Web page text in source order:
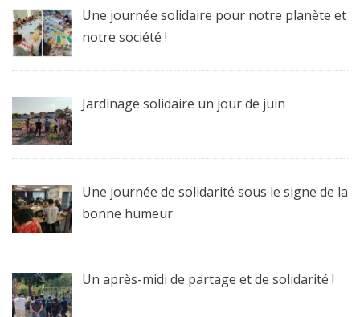
Une journée solidaire pour notre planète et
notre société !
Jardinage solidaire un jour de juin
Une journée de solidarité sous le signe de la
bonne humeur
Un après-midi de partage et de solidarité !